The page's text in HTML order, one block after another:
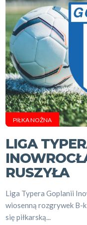
PIŁKA NOŻNA
LIGA
RUSZYŁA
Liga Typera Goplanii
wiosenną rozgrywek B-
się piłkarską...